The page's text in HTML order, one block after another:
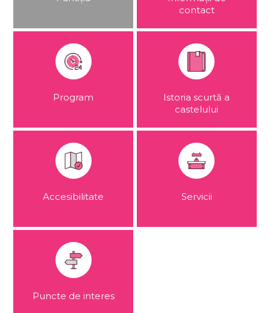
contact
Program
Istoria scurtă a
castelului
Accesibilitate Servicii
Puncte de interes